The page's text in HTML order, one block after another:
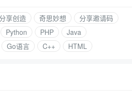
分享创造 奇思妙想
分享邀请码
Python PHP
Java
Go语言 C++ HTML